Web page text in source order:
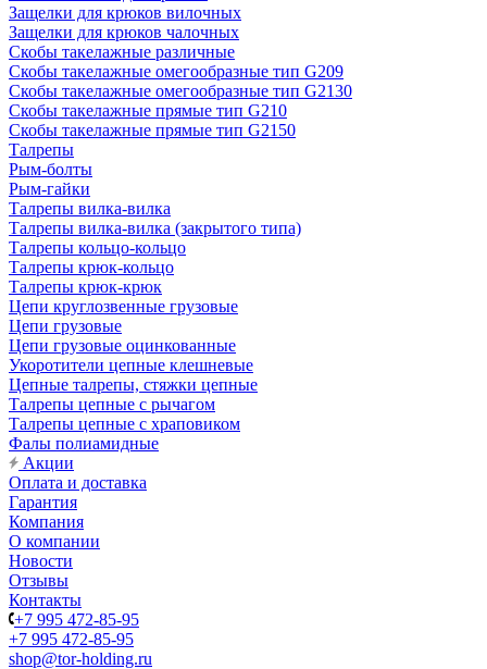
Защелки для крюков вилочных
Защелки для крюков чалочных
Скобы такелажные различные
Скобы такелажные омегообразные тип G209
Скобы такелажные омегообразные тип G2130
Скобы такелажные прямые тип G210
Скобы такелажные прямые тип G2150
Талрепы
Рым-болты
Рым-гайки
Талрепы вилка-вилка
Талрепы вилка-вилка (закрытого типа)
Талрепы кольцо-кольцо
Талрепы крюк-кольцо
Талрепы крюк-крюк
Цепи круглозвенные грузовые
Цепи грузовые
Цепи грузовые оцинкованные
Укоротители цепные клешневые
Цепные талрепы, стяжки цепные
Талрепы цепные с рычагом
Талрепы цепные с храповиком
Фалы полиамидные
Акции
Оплата и доставка
Гарантия
Компания
О компании
Новости
Отзывы
Контакты
+7 995 472-85-95
+7 995 472-85-95
shop@tor-holding.ru